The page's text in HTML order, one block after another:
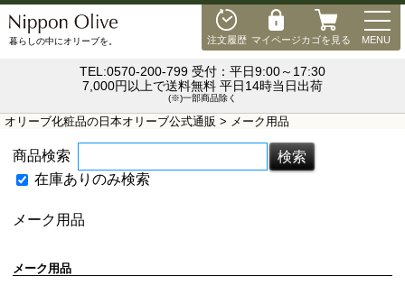
注文履歴 マイページカゴを見る MENU
暮らしの中にオリーブを。
TEL:0570-200-799 受付：平日9:00～17:30
7,000円以上で送料無料 平日14時当日出荷
(※)一部商品除く
オリーブ化粧品の日本オリーブ公式通販 > メーク用品
商品検索
在庫ありのみ検索
メーク用品
メーク用品